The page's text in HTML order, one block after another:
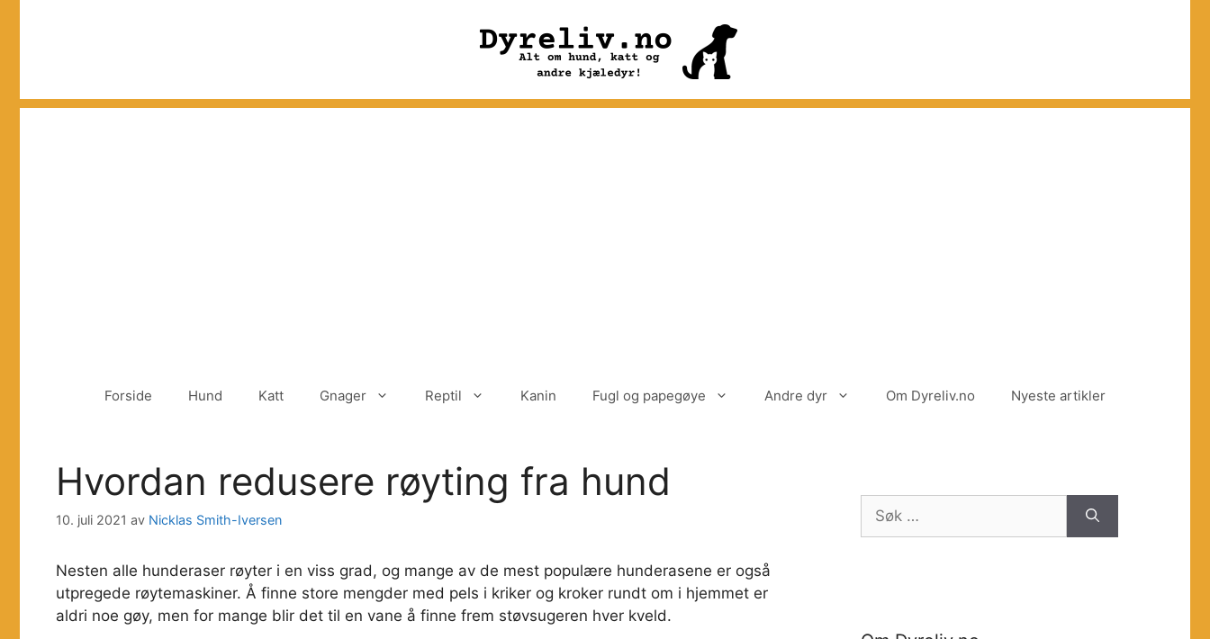
Forside Hund Katt Gnager Reptil Kanin Fugl og papegøye Andre dyr Om Dyreliv.no Nyeste artikler
Hvordan redusere røyting fra hund
10. juli 2021 av Nicklas Smith-Iversen
Nesten alle hunderaser røyter i en viss grad, og mange av de mest populære hunderasene er også
utpregede røytemaskiner. Å finne store mengder med pels i kriker og kroker rundt om i hjemmet er
aldri noe gøy, men for mange blir det til en vane å finne frem støvsugeren hver kveld.
Søk
etter: